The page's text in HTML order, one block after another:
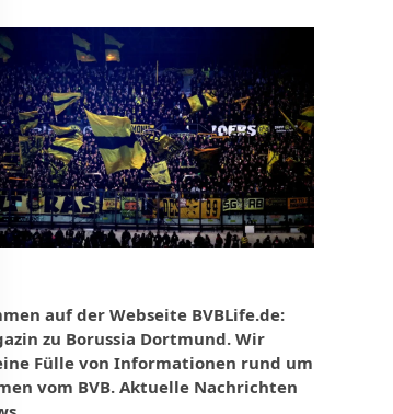
auf der Webseite BVBLife.de:
zu Borussia Dortmund. Wir
Fülle von Informationen rund um
vom BVB. Aktuelle Nachrichten